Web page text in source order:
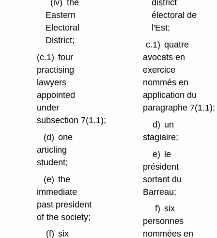
(iv) the
Eastern
Electoral
District;
(c.1) four
practising
lawyers
appointed
under
subsection 7(1.1);
(d) one
articling
student;
(e) the
immediate
past president
of the society;
(f) six
district
électoral de
l'Est;
c.1) quatre
avocats en
exercice
nommés en
application du
paragraphe 7(1.1);
d) un
stagiaire;
e) le
président
sortant du
Barreau;
f) six
personnes
nommées en